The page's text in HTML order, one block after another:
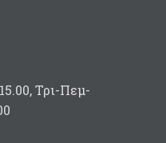
Τρι-Πεμ-